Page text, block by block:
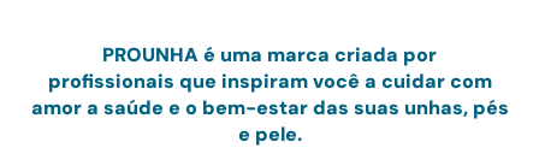
PROUNHA é uma marca criada por
profissionais que inspiram você a cuidar com
amora saúde e o bem-estar das suas unhas, pés
e pele.